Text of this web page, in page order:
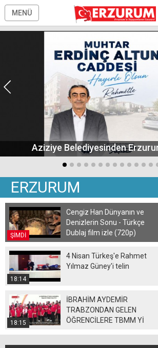
MENÜ
Aziziye Belediyesinden
ERZURUM
ŞİMDİ
Cengiz Han Dünyanın ve
Denizlerin Sonu - Türkçe
Dublaj film izle (720p)
18:14
4 Nisan Türkeş'e Rahmet
Yılmaz Güney'i telin
18:15
İBRAHİM AYDEMİR
TRABZONDAN GELEN
ÖĞRENCİLERE TBMM Yİ